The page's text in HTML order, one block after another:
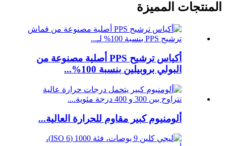
المنتجات المميزة
أكياس ترشيح PPS أصلية مصنوعة من
البولي بروبيلين بنسبة 100%...
ألومنيوم كبير مقاوم للحرارة العالية...